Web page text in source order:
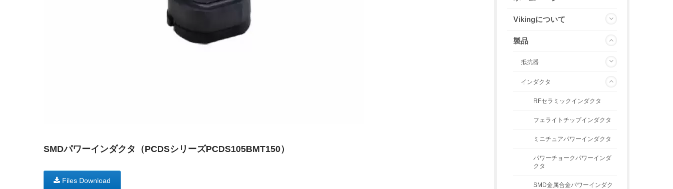
SMDパワーインダクタ（PCDSシリーズPCDS105BMT150）
Files Download
Vikingについて
製品
抵抗器
インダクタ
RFセラミックインダクタ
フェライトチップインダクタ
ミニチュアパワーインダクタ
パワーチョークパワーインダ
クタ
SMD金属合金パワーインダク